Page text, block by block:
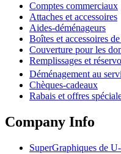
Comptes commerciaux
Attaches et accessoires
Aides-déménageurs
Boîtes et accessoires
Couverture pour les
Remplissages et
Déménagement au
Chèques-cadeaux
Rabais et offres
Company Info
SuperGraphiques de